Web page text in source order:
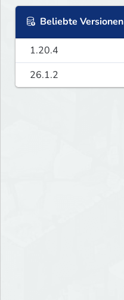
Beliebte Versionen
1.20.4
26.1.2